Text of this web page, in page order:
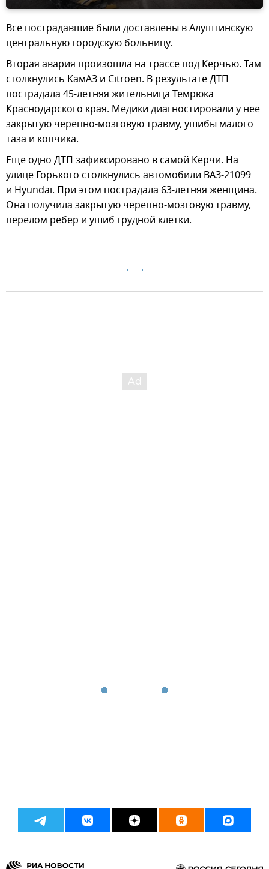
Все пострадавшие были доставлены в Алуштинскую
центральную городскую больницу.
Вторая авария произошла на трассе под Керчью. Там
столкнулись КамАЗ и Citroen. В результате ДТП
пострадала 45-летняя жительница Темрюка
Краснодарского края. Медики диагностировали у нее
закрытую черепно-мозговую травму, ушибы малого
таза и копчика.
Еще одно ДТП зафиксировано в самой Керчи. На
улице Горького столкнулись автомобили ВАЗ-21099
и Hyundai. При этом пострадала 63-летняя женщина.
Она получила закрытую черепно-мозговую травму,
перелом ребер и ушиб грудной клетки.